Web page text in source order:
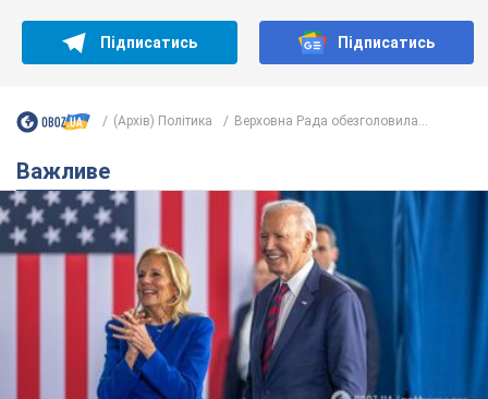
Підписатись Підписатись
(Архів) Політика Верховна Рада обезголовила...
Важливе